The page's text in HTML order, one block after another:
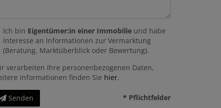
Ich bin Eigentümer:in einer Immobilie und habe
Interesse an Informationen zur Vermarktung
(Beratung, Marktüberblick oder Bewertung).
verarbeiten Ihre personenbezogenen Daten,
Informationen finden Sie hier.
Senden * Pflichtfelder